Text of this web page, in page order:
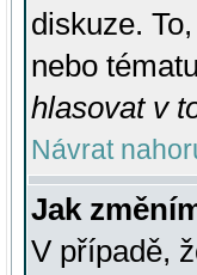
diskuze.
nebo
hlasovat v
Návrat
Jak
V případě,